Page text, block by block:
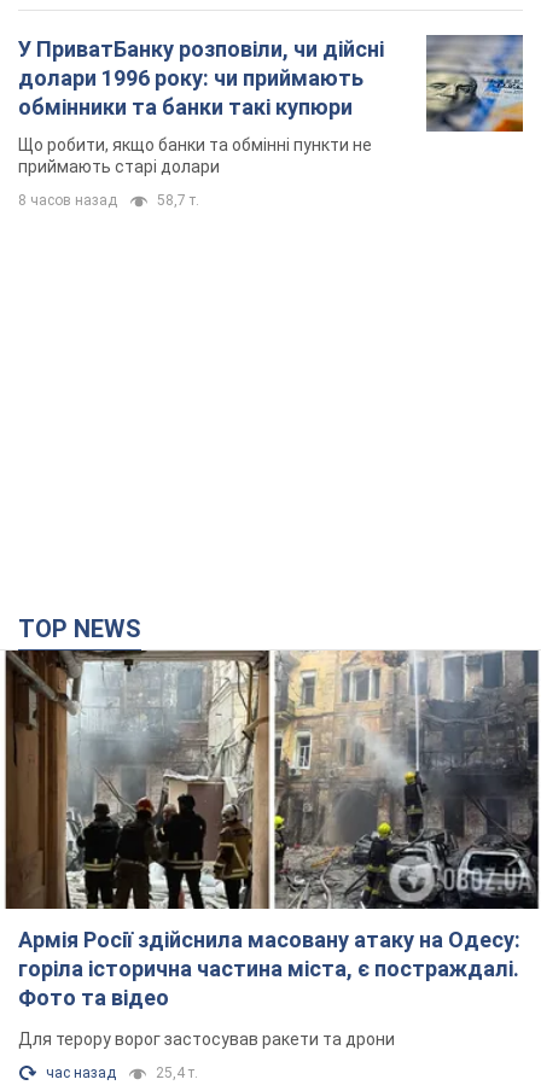
У ПриватБанку розповіли, чи дійсні
долари 1996 року: чи приймають
обмінники та банки такі купюри
Що робити, якщо банки та обмінні пункти не
приймають старі долари
8 часов назад 58,7 т.
TOP NEWS
Армія Росії здійснила масовану атаку на Одесу:
горіла історична частина міста, є постраждалі.
Фото та відео
Для терору ворог застосував ракети та дрони
час назад 25,4 т.